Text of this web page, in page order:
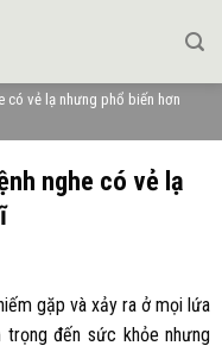
có vẻ lạ nhưng phổ biến hơn
nghe có vẻ lạ
gặp và xảy ra ở mọi lứa
trọng đến sức khỏe nhưng